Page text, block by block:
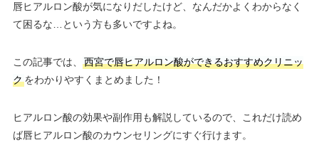
唇ヒアルロン酸が気になりだしたけど、なんだかよくわからなく
て困るな…という方も多いですよね。
この記事では、
西宮で唇ヒアルロン酸ができるおすすめクリニッ
クをわかりやすくまとめました！
ヒアルロン酸の効果や副作用も解説しているので、これだけ読め
ば唇ヒアルロン酸のカウンセリングにすぐ行けます。